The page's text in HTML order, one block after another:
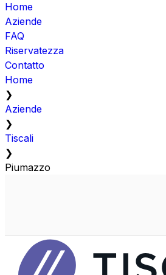
Home
Aziende
FAQ
Riservatezza
Contatto
Home
❯
Aziende
❯
Tiscali
❯
Piumazzo